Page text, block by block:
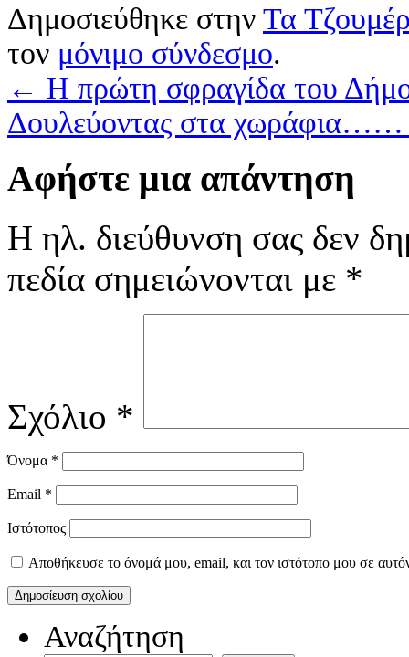
Δημοσιεύθηκε στην Τα
τον μόνιμο σύνδεσμο.
← Η πρώτη σφραγίδα του
Δουλεύοντας στα
Αφήστε μια απάντηση
Η ηλ. διεύθυνση σας δεν
πεδία σημειώνονται με *
Σχόλιο *
Όνομα *
Email *
Ιστότοπος
Αποθήκευσε το όνομά μου, email, και τον ιστότοπο μου σε
Αναζήτηση